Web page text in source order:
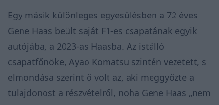
Egy másik különleges egyesülésben a 72 éves
Gene Haas beült saját F1-es csapatának egyik
autójába, a 2023-as Haasba. Az istálló
csapatfőnöke, Ayao Komatsu szintén vezetett, s
elmondása szerint ő volt az, aki meggyőzte a
tulajdonost a részvételről, noha Gene Haas „nem